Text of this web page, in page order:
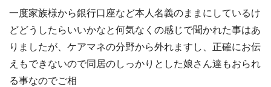
一度家族様から銀行口座など本人名義のままにしているけ
どどうしたらいいかなと何気なくの感じで聞かれた事はあ
りましたが、ケアマネの分野から外れますし、正確にお伝
えもできないので同居のしっかりとした娘さん達もおられ
る事なのでご相